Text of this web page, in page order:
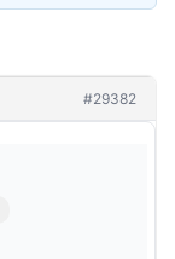
#29382